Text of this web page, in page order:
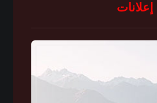
إعلانات